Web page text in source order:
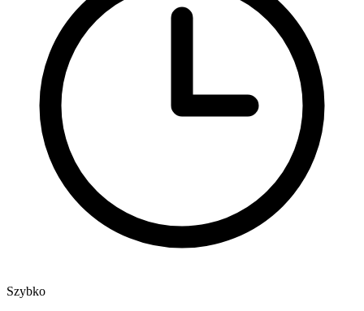
Szybko